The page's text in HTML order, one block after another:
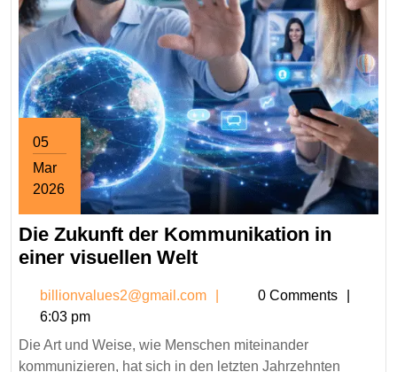
05
Mar
2026
5,
2026
Die Zukunft der Kommunikation in
einer visuellen WeltDie
der
in
billionvalues2@gmail.com
0 Comments
6:03 pm
Die Art und Weise, wie Menschen miteinander
kommunizieren, hat sich in den letzten Jahrzehnten